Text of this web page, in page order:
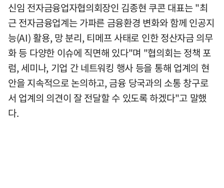
신임 전자금융업자협의회장인 김종현 쿠콘 대표는 "최
근 전자금융업계는 가파른 금융환경 변화와 함께 인공지
능(AI) 활용, 망 분리, 티메프 사태로 인한 정산자금 의무
화 등 다양한 이슈에 직면해 있다"며 "협의회는 정책 포
럼, 세미나, 기업 간 네트워킹 행사 등을 통해 업계의 현
안을 지속적으로 논의하고, 금융 당국과의 소통 창구로
서 업계의 의견이 잘 전달할 수 있도록 하겠다"고 말했
다.